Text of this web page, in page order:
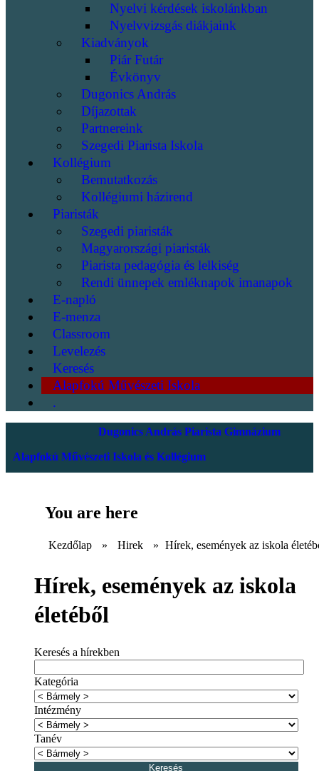
Nyelvi kérdések iskolánkban
Nyelvvizsgás diákjaink
Kiadványok
Piár Futár
Évkönyv
Dugonics András
Díjazottak
Partnereink
Szegedi Piarista Iskola
Kollégium
Bemutatkozás
Kollégiumi házirend
Piaristák
Szegedi piaristák
Magyarországi piaristák
Piarista pedagógia és lelkiség
Rendi ünnepek emléknapok imanapok
E-napló
E-menza
Classroom
Levelezés
Keresés
Alapfokú Művészeti Iskola
.
Dugonics András Piarista Gimnázium
Alapfokú Művészeti Iskola és Kollégium
You are here
Kezdőlap » Hirek » Hírek, események az iskola
Hírek, események az iskola
életéből
Keresés a hírekben
Kategória
Intézmény
Tanév